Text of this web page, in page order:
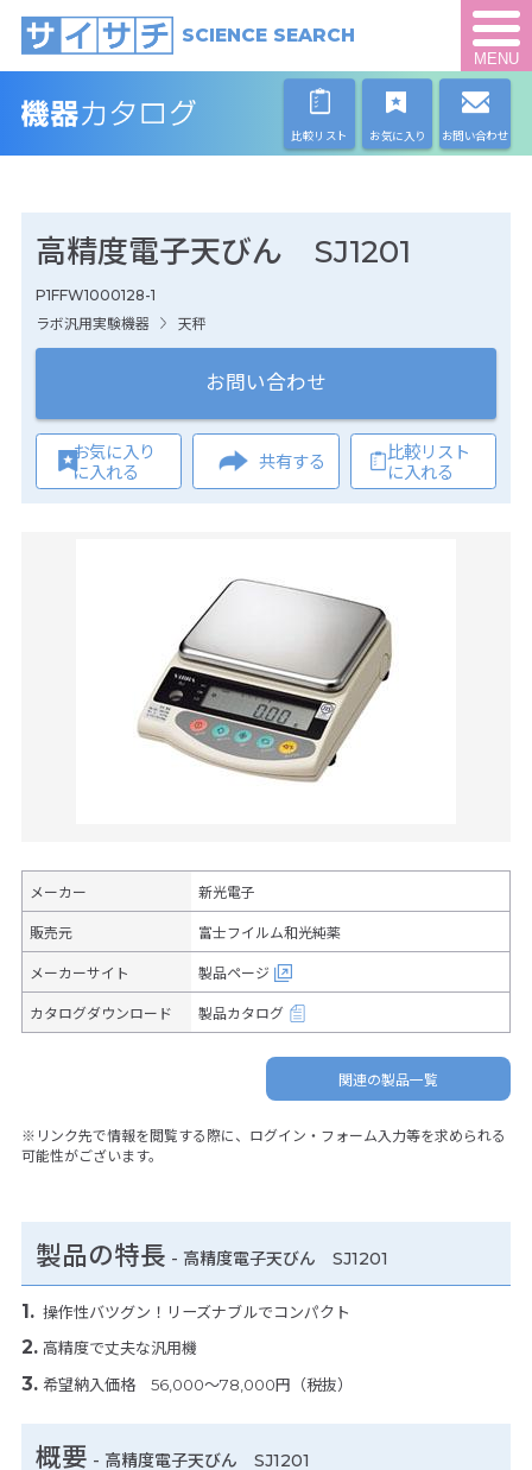
SCIENCE SEARCH
MENU
比較リスト お気に入り お問い合わせ
高精度電子天びん SJ1201
P1FFW1000128-1
ラボ汎用実験機器
天秤
お問い合わせ
お気に入り
に入れる
共有する
比較リスト
に入れる
メーカー 新光電子
販売元 富士フイルム和光純薬
メーカーサイト 製品ページ
カタログダウンロード 製品カタログ
関連の製品一覧
※リンク先で情報を閲覧する際に、ログイン・フォーム入力等を求められる
可能性がございます。
製品の特長 - 高精度電子天びん SJ1201
操作性バツグン！リーズナブルでコンパクト
高精度で丈夫な汎用機
希望納入価格 56,000～78,000円（税抜）
概要 - 高精度電子天びん SJ1201